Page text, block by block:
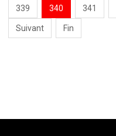
339 340 341
Suivant Fin